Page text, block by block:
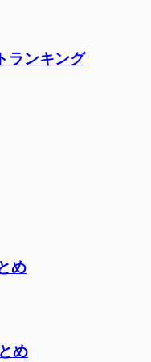
ランキング
め
め